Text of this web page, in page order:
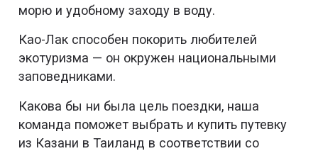
морю и удобному заходу в воду.
Као-Лак способен покорить любителей
экотуризма — он окружен национальными
заповедниками.
Какова бы ни была цель поездки, наша
команда поможет выбрать и купить путевку
из Казани в Таиланд в соответствии со